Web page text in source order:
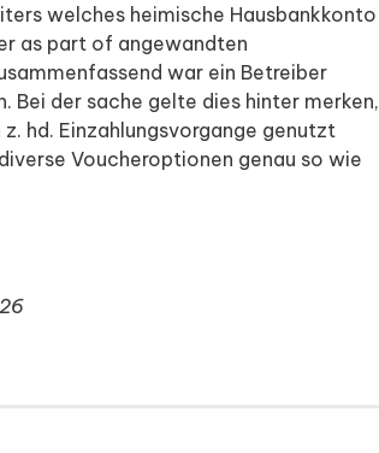
welches heimische Hausbankkonto
as part of angewandten
war ein Betreiber
Bei der sache gelte dies hinter merken,
hd. Einzahlungsvorgange genutzt
Voucheroptionen genau so wie